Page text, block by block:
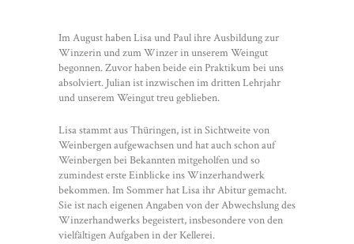
Im August haben Lisa und Paul ihre Ausbildung zur
Winzerin und zum Winzer in unserem Weingut
begonnen. Zuvor haben beide ein Praktikum bei uns
absolviert. Julian ist inzwischen im dritten Lehrjahr
und unserem Weingut treu geblieben.
Lisa stammt aus Thüringen, ist in Sichtweite von
Weinbergen aufgewachsen und hat auch schon auf
Weinbergen bei Bekannten mitgeholfen und so
zumindest erste Einblicke ins Winzerhandwerk
bekommen. Im Sommer hat Lisa ihr Abitur gemacht.
Sie ist nach eigenen Angaben von der Abwechslung des
Winzerhandwerks begeistert, insbesondere von den
vielfältigen Aufgaben in der Kellerei.